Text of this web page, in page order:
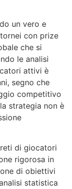
un vero e
con prize
che si
le analisi
attivi è
segno che
competitivo
strategia non è
di giocatori
rigorosa in
di obiettivi
statistica